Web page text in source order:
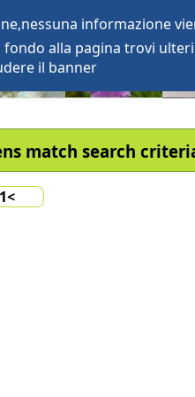
informazione
alla pagina trovi
il banner
match search